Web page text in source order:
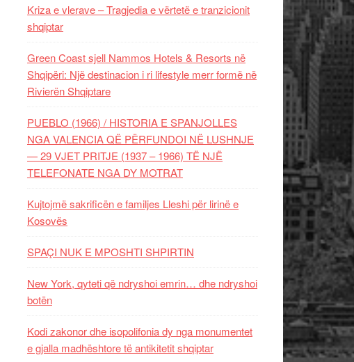
Kriza e vlerave – Tragjedia e vërtetë e tranzicionit
shqiptar
Green Coast sjell Nammos Hotels & Resorts në
Shqipëri: Një destinacion i ri lifestyle merr formë në
Rivierën Shqiptare
PUEBLO (1966) / HISTORIA E SPANJOLLES
NGA VALENCIA QË PËRFUNDOI NË LUSHNJE
— 29 VJET PRITJE (1937 – 1966) TË NJË
TELEFONATE NGA DY MOTRAT
Kujtojmë sakrificën e familjes Lleshi për lirinë e
Kosovës
SPAÇI NUK E MPOSHTI SHPIRTIN
New York, qyteti që ndryshoi emrin… dhe ndryshoi
botën
Kodi zakonor dhe isopolifonia dy nga monumentet
e gjalla madhështore të antikitetit shqiptar